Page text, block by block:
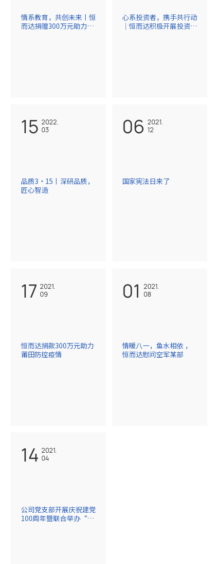
情系教育，共创未来丨恒
而达捐赠300万元助力莆
心系投资者，携手共行动
｜恒而达积极开展投资者
15 2022.
03
品质3·15丨深研品质，
匠心智造
06 2021.
12
国家宪法日来了
17 2021.
09
恒而达捐款300万元助力
莆田防控疫情
01
2021.
08
情暖八一，鱼水相依 ，
恒而达慰问空军某部
14 2021.
04
公司党支部开展庆祝建党
100周年暨联合举办“金